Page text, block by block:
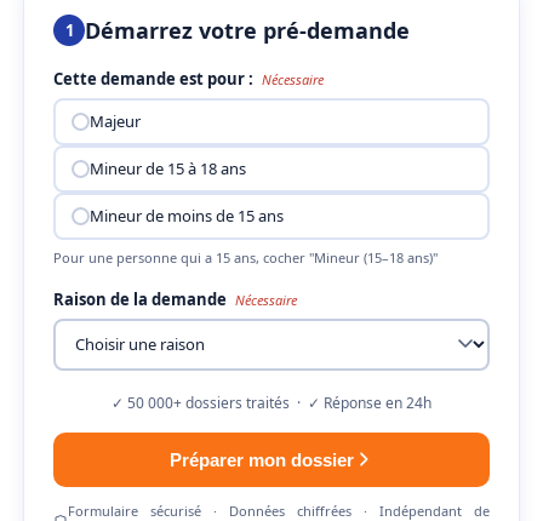
1 Démarrez votre pré-demande
Cette demande est pour : Nécessaire
Majeur
Mineur de 15 à 18 ans
Mineur de moins de 15 ans
Pour une personne qui a 15 ans, cocher "Mineur (15–18 ans)"
Raison de la demande Nécessaire
✓ 50 000+ dossiers traités · ✓ Réponse en 24h
Préparer mon dossier
Formulaire sécurisé · Données chiffrées · Indépendant de